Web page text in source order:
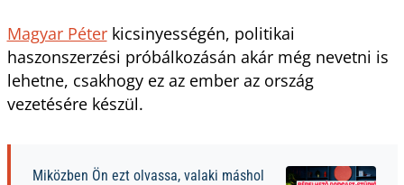
Magyar Péterkicsinyességén, politikai
haszonszerzési próbálkozásán akár még nevetni is
lehetne, csakhogy ez az ember az ország
vezetésére készül.
Miközben Ön ezt olvassa, valaki máshol